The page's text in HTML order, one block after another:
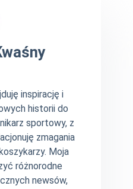
inspirację i
historii do
sportowy, z
zmagania
Moja
różnorodne
newsów,